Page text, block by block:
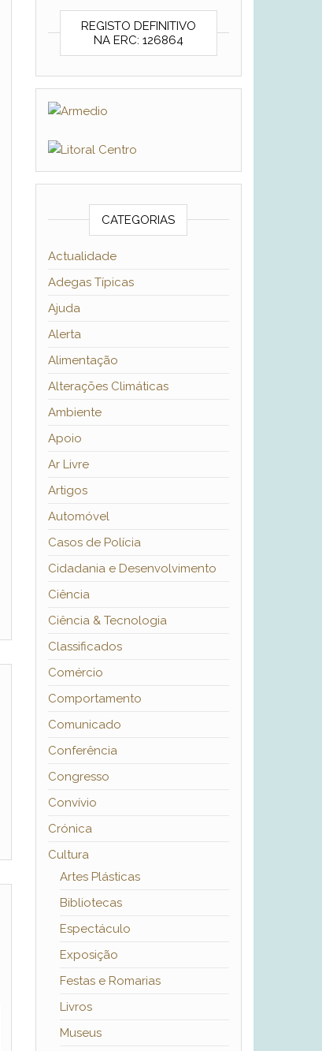
REGISTO DEFINITIVO
NA ERC: 126864
CATEGORIAS
Actualidade
Adegas Típicas
Ajuda
Alerta
Alimentação
Alterações Climáticas
Ambiente
Apoio
Ar Livre
Artigos
Automóvel
Casos de Polícia
Cidadania e Desenvolvimento
Ciência
Ciência & Tecnologia
Classificados
Comércio
Comportamento
Comunicado
Conferência
Congresso
Convívio
Crónica
Cultura
Artes Plásticas
Bibliotecas
Espectáculo
Exposição
Festas e Romarias
Livros
Museus